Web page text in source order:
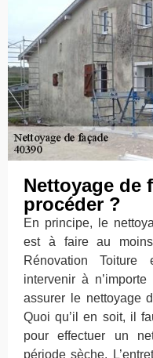
Nettoyage de
procéder ?
En principe, le
est à faire au
Rénovation
intervenir à
assurer le nettoyage
Quoi qu’il en soit, il
pour effectuer un
période sèche.